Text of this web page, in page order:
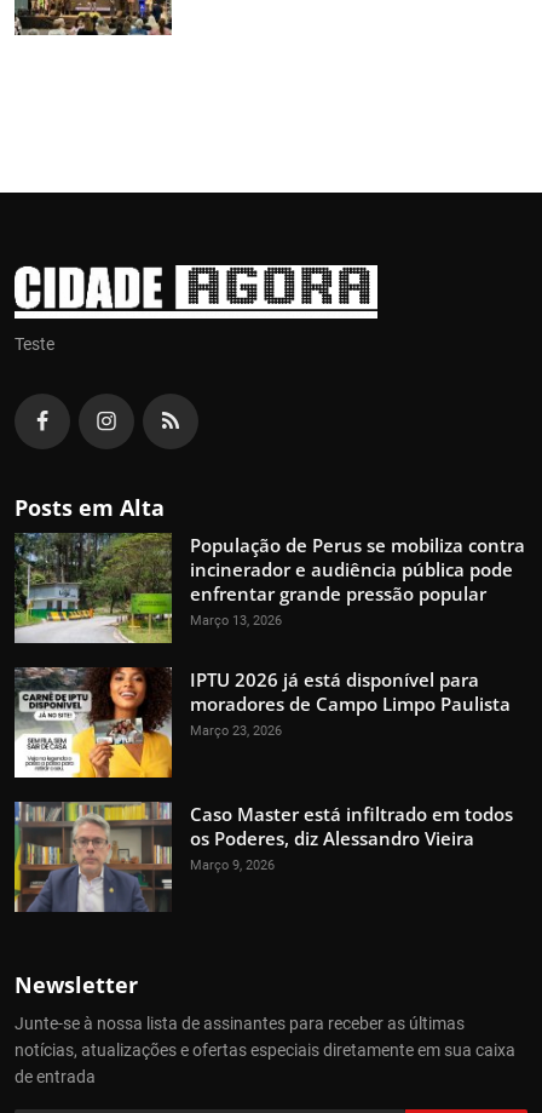
Teste
Posts em Alta
População de Perus se mobiliza contra
incinerador e audiência pública pode
enfrentar grande pressão popular
Março 13, 2026
IPTU 2026 já está disponível para
moradores de Campo Limpo Paulista
Março 23, 2026
Caso Master está infiltrado em todos
os Poderes, diz Alessandro Vieira
Março 9, 2026
Newsletter
Junte-se à nossa lista de assinantes para receber as últimas
notícias, atualizações e ofertas especiais diretamente em sua caixa
de entrada